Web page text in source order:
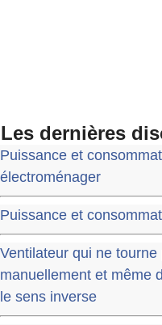
Les dernières
Puissance et
électroménager
Puissance et
Ventilateur qui ne
manuellement et même
le sens inverse